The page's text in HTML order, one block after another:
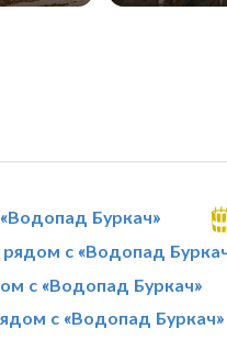
Буркач»
рядом с «Водопад
с «Водопад Буркач»
с «Водопад Буркач»